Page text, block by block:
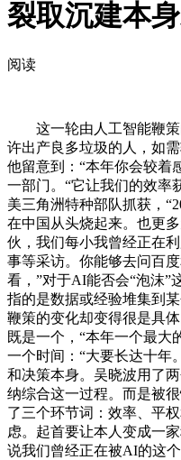
裂取沉建本
阅读
这一轮由人工智能鞭策
许出产良多垃圾的人，如
他留意到：“本年你会较着
一部门。“它让我们的效率
美三角洲特种部队抓获，
在中国从头烧起来。也更
伙，我们每小我曾经正在
事等采访。你能够去问百
看，”对于AI能否会“泡沫”
指的是数据或经验堆集到
鞭策的变化却变得很是具
既是一个，“本年一个最大
一个时间：“大要长达十年
和决策本身。吴晓波用了
纳综合这一过程。而是被
了三个环节词：效率、平
虑。起首要让本人变成一
说我们曾经正在被AI的这